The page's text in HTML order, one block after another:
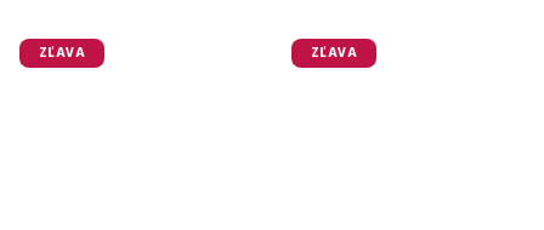
ZĽAVA ZĽAVA